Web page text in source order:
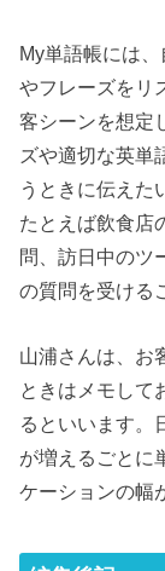
My単語帳には
やフレーズをリ
客シーンを想定
ズや適切な英単
うときに伝えた
たとえば飲食店
問、訪日中のツ
の質問を受ける
山浦さんは、お
ときはメモして
るといいます。
が増えるごとに
ケーションの幅